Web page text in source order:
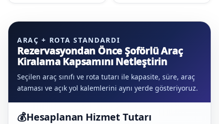
ARAÇ + ROTA STANDARDI
Rezervasyondan Önce Şoförlü Araç
Kiralama Kapsamını Netleştirin
Seçilen araç sınıfı ve rota tutarı ile kapasite, süre, araç
ataması ve açık yol kalemlerini aynı yerde gösteriyoruz.
💰Hesaplanan Hizmet Tutarı